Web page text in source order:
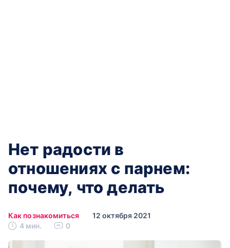
Нет радости в
отношениях с парнем:
почему, что делать
Как познакомиться
12 октября 2021
4 мин.
0